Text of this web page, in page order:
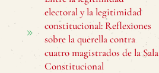
electoral y la legitimidad
constitucional: Reflexiones
sobre la querella contra
cuatro magistrados de la Sala
Constitucional